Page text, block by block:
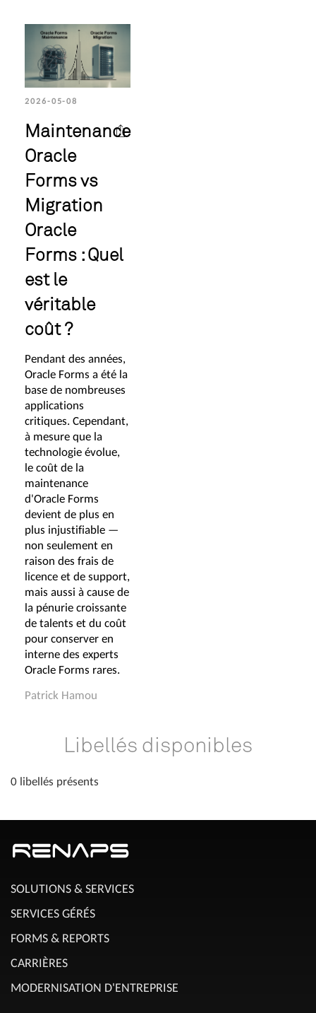
2026-05-08
Maintenance
Oracle
Forms vs
Migration
Oracle
Forms : Quel
est le
véritable
coût ?
Pendant des années,
Oracle Forms a été la
base de nombreuses
applications
critiques. Cependant,
à mesure que la
technologie évolue,
le coût de la
maintenance
d'Oracle Forms
devient de plus en
plus injustifiable —
non seulement en
raison des frais de
licence et de support,
mais aussi à cause de
la pénurie croissante
de talents et du coût
pour conserver en
interne des experts
Oracle Forms rares.
Patrick Hamou
Libellés disponibles
0 libellés présents
SOLUTIONS & SERVICES
SERVICES GÉRÉS
FORMS & REPORTS
CARRIÈRES
MODERNISATION D'ENTREPRISE